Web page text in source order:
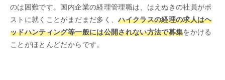
のは困難です。国内企業の経理管理職は、はえぬきの社員がポ
ストに就くことがまだまだ多く、ハイクラスの経理の求人はヘ
ッドハンティング等一般には公開されない方法で募集をかける
ことがほとんどだからです。